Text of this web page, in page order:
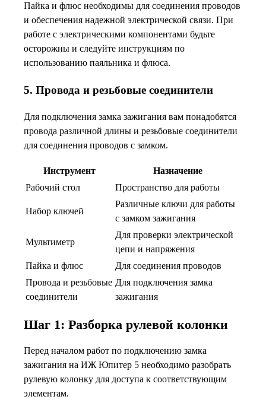
Пайка и флюс необходимы для соединения проводов
и обеспечения надежной электрической связи. При
работе с электрическими компонентами будьте
осторожны и следуйте инструкциям по
использованию паяльника и флюса.
5. Провода и резьбовые соединители
Для подключения замка зажигания вам понадобятся
провода различной длины и резьбовые соединители
для соединения проводов с замком.
Инструмент
Назначение
Рабочий стол
Пространство для работы
Набор ключей
Различные ключи для работы
с замком зажигания
Мультиметр
Для проверки электрической
цепи и напряжения
Пайка и флюс
Для соединения проводов
Провода и резьбовые
соединители
Для подключения замка
зажигания
Шаг 1: Разборка рулевой колонки
Перед началом работ по подключению замка
зажигания на ИЖ Юпитер 5 необходимо разобрать
рулевую колонку для доступа к соответствующим
элементам.